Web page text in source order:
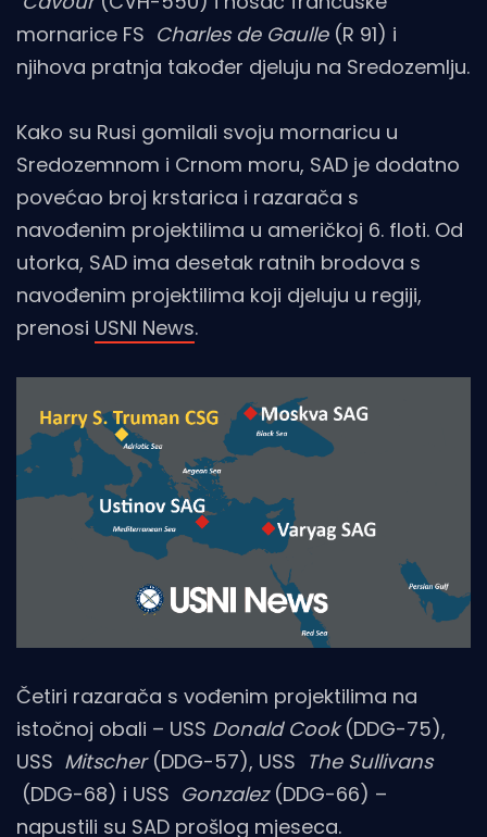
mornarice FS Charles de Gaulle(R 91) i
njihova pratnja također djeluju na Sredozemlju.
Kako su Rusi gomilali svoju mornaricu u
Sredozemnom i Crnom moru, SAD je dodatno
povećao broj krstarica i razarača s
navođenim projektilima u američkoj 6. floti. Od
utorka, SAD ima desetak ratnih brodova s ​​
navođenim projektilima koji djeluju u regiji,
prenosi USNI News.
Četiri razarača s vođenim projektilima na
istočnoj obali – USS Donald Cook(DDG-75),
USS Mitscher(DDG-57), USS The Sullivans
(DDG-68) i USS Gonzalez(DDG-66) –
napustili su SAD prošlog mjeseca.